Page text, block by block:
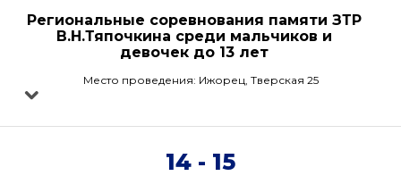
Региональные соревнования памяти ЗТР
В.Н.Тяпочкина среди мальчиков и
девочек до 13 лет
Место проведения: Ижорец, Тверская 25
14 - 15